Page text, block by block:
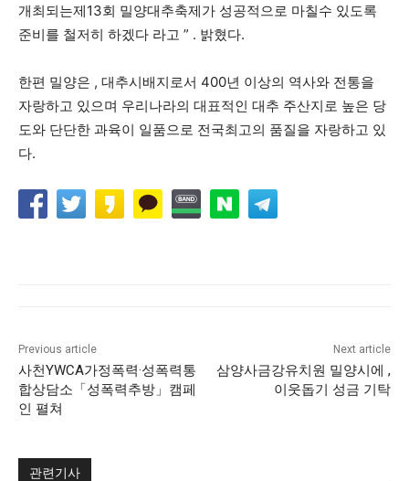
개최되는제13회 밀양대추축제가 성공적으로 마칠수 있도록
준비를 철저히 하겠다 라고 ” . 밝혔다.
한편 밀양은 , 대추시배지로서 400년 이상의 역사와 전통을
자랑하고 있으며 우리나라의 대표적인 대추 주산지로 높은 당
도와 단단한 과육이 일품으로 전국최고의 품질을 자랑하고 있
다.
Previous article
사천YWCA가정폭력·성폭력통
합상담소「성폭력추방」캠페
인 펼쳐
Next article
삼양사금강유치원 밀양시에 ,
이웃돕기 성금 기탁
관련기사